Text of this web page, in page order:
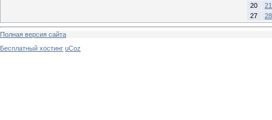
20
21
27
28
Полная версия сайта
Бесплатный хостинг uCoz